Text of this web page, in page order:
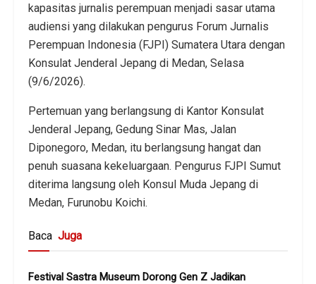
kapasitas jurnalis perempuan menjadi sasar utama
audiensi yang dilakukan pengurus Forum Jurnalis
Perempuan Indonesia (FJPI) Sumatera Utara dengan
Konsulat Jenderal Jepang di Medan, Selasa
(9/6/2026).
Pertemuan yang berlangsung di Kantor Konsulat
Jenderal Jepang, Gedung Sinar Mas, Jalan
Diponegoro, Medan, itu berlangsung hangat dan
penuh suasana kekeluargaan. Pengurus FJPI Sumut
diterima langsung oleh Konsul Muda Jepang di
Medan, Furunobu Koichi.
Baca Juga
Festival Sastra Museum Dorong Gen Z Jadikan